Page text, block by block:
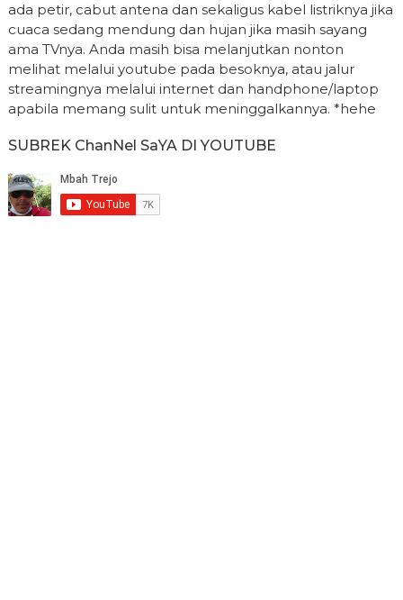
ada petir, cabut antena dan sekaligus kabel listriknya jika
cuaca sedang mendung dan hujan jika masih sayang
ama TVnya. Anda masih bisa melanjutkan nonton
melihat melalui youtube pada besoknya, atau jalur
streamingnya melalui internet dan handphone/laptop
apabila memang sulit untuk meninggalkannya. *hehe
SUBREK ChanNel SaYA DI YOUTUBE